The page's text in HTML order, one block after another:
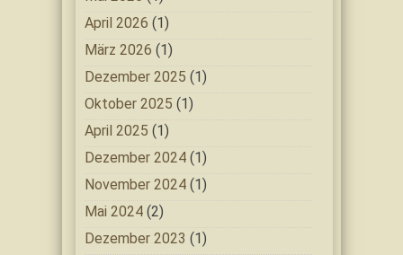
April 2026 (1)
März 2026 (1)
Dezember 2025 (1)
Oktober 2025 (1)
April 2025 (1)
Dezember 2024 (1)
November 2024 (1)
Mai 2024 (2)
Dezember 2023 (1)